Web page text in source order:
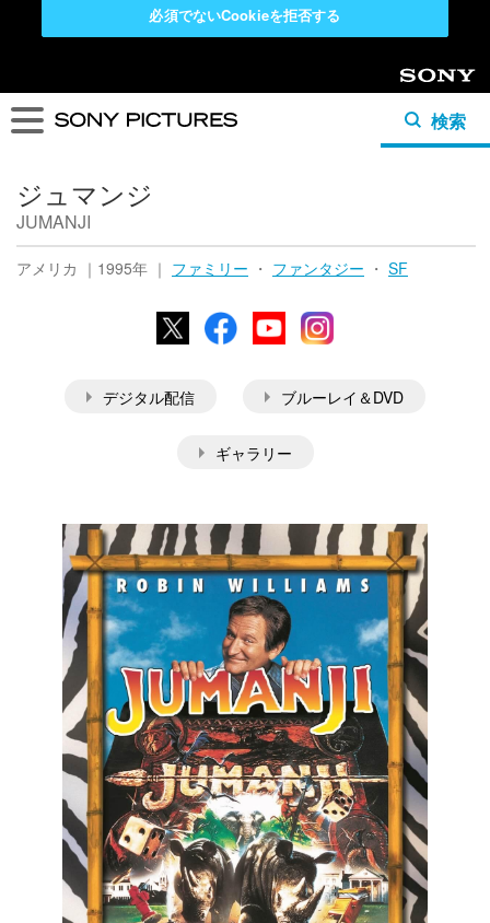
必須でないCookieを拒否する
Sony
検索
ジュマンジ
JUMANJI
アメリカ ｜1995年 ｜ ファミリー ・ ファンタジー ・ SF
X FacebookYouTubeInstagram
デジタル配信 ブルーレイ＆DVD
ギャラリー